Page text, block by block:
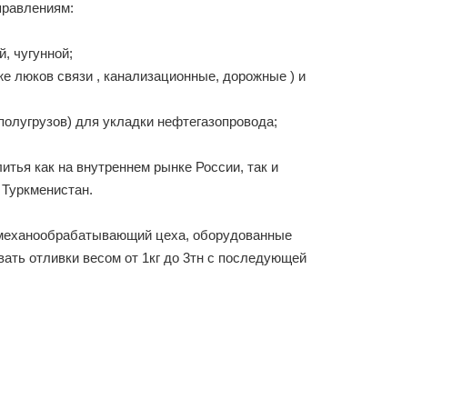
чугунной;
люков связи , канализационные, дорожные ) и
для укладки нефтегазопровода;
как на внутреннем рынке России, так и
цеха, оборудованные
отливки весом от 1кг до 3тн с последующей